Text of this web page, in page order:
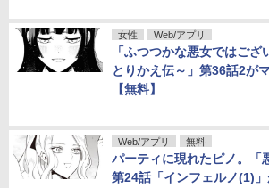
女性 Web/アプリ
「ふつつかな悪女ではご
とりかえ伝～」第36話2が
【無料】
Web/アプリ 無料
パーティに現れたピノ。「
第24話「インフェルノ(1)